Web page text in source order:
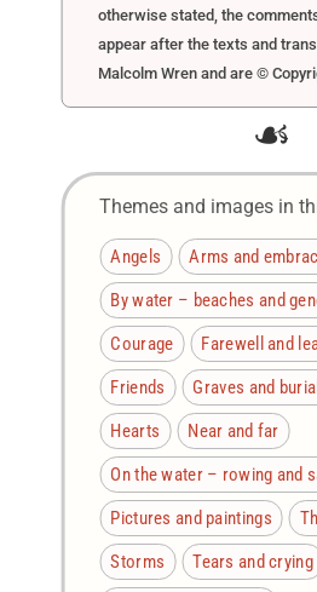
otherwise stated, the
appear after the texts and
Malcolm Wren and are ©
☙
Themes and images in
Angels
Arms and
By water – beaches and
Courage
Farewell and
Friends
Graves and
Hearts
Near and far
On the water – rowing and
Pictures and paintings
Storms
Tears and crying